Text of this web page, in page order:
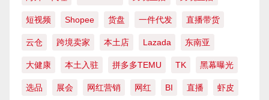
短视频 Shopee 货盘 一件代发 直播带货
云仓 跨境卖家 本土店 Lazada 东南亚
大健康 本土入驻 拼多多TEMU TK 黑幕曝光
选品 展会 网红营销 网红 BI 直播 虾皮